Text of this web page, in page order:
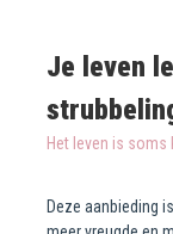
Je leven
Het leven is soms
Deze aanbieding